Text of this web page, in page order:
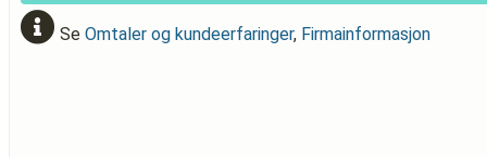
Se Omtaler og kundeerfaringer, Firmainformasjon